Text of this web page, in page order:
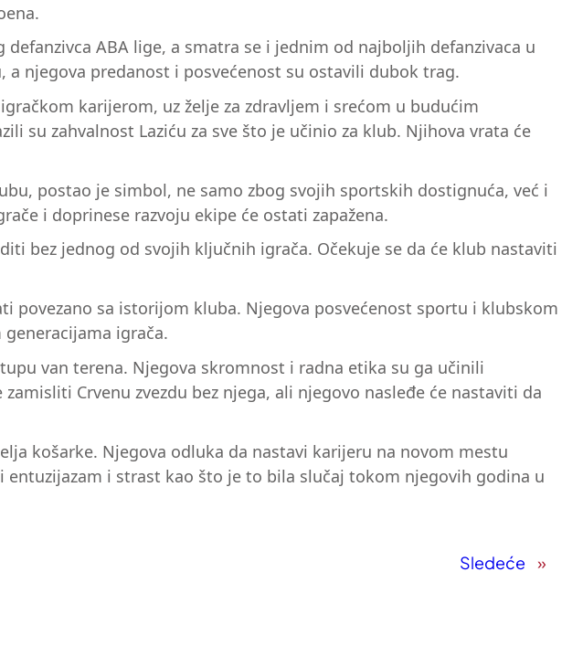
ABA lige, a smatra se i jednim od najboljih defanzivaca u
njegova predanost i posvećenost su ostavili dubok trag.
karijerom, uz želje za zdravljem i srećom u budućim
su zahvalnost Laziću za sve što je učinio za klub. Njihova vrata će
postao je simbol, ne samo zbog svojih sportskih dostignuća, već i
i doprinese razvoju ekipe će ostati zapažena.
bez jednog od svojih ključnih igrača. Očekuje se da će klub nastaviti
povezano sa istorijom kluba. Njegova posvećenost sportu i klubskom
igrača.
van terena. Njegova skromnost i radna etika su ga učinili
Crvenu zvezdu bez njega, ali njegovo nasleđe će nastaviti da
košarke. Njegova odluka da nastavi karijeru na novom mestu
i strast kao što je to bila slučaj tokom njegovih godina u
Sledeće »